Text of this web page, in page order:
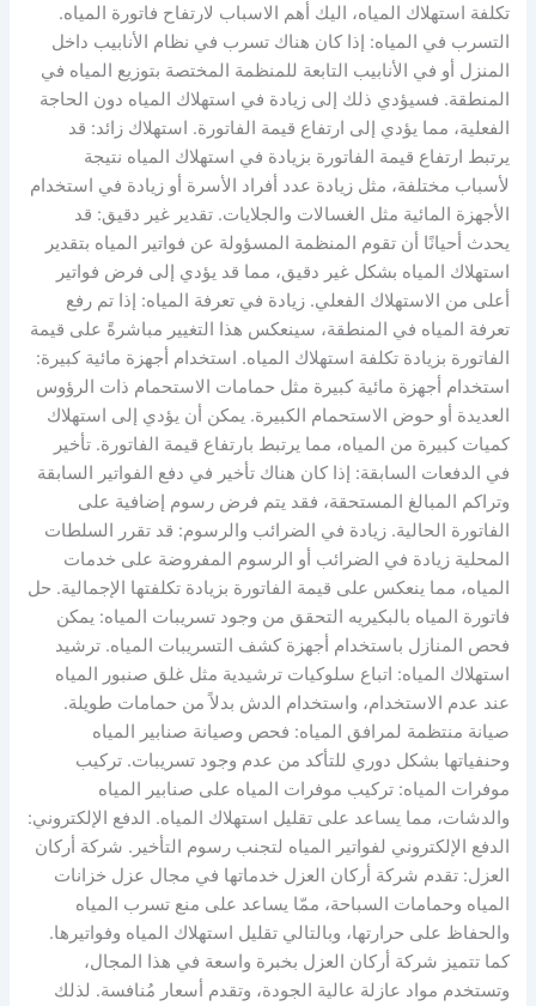
تكلفة استهلاك المياه، اليك أهم الاسباب لارتفاح فاتورة المياه.
التسرب في المياه: إذا كان هناك تسرب في نظام الأنابيب داخل
المنزل أو في الأنابيب التابعة للمنظمة المختصة بتوزيع المياه في
المنطقة. فسيؤدي ذلك إلى زيادة في استهلاك المياه دون الحاجة
الفعلية، مما يؤدي إلى ارتفاع قيمة الفاتورة. استهلاك زائد: قد
يرتبط ارتفاع قيمة الفاتورة بزيادة في استهلاك المياه نتيجة
لأسباب مختلفة، مثل زيادة عدد أفراد الأسرة أو زيادة في استخدام
الأجهزة المائية مثل الغسالات والجلايات. تقدير غير دقيق: قد
يحدث أحيانًا أن تقوم المنظمة المسؤولة عن فواتير المياه بتقدير
استهلاك المياه بشكل غير دقيق، مما قد يؤدي إلى فرض فواتير
أعلى من الاستهلاك الفعلي. زيادة في تعرفة المياه: إذا تم رفع
تعرفة المياه في المنطقة، سينعكس هذا التغيير مباشرةً على قيمة
الفاتورة بزيادة تكلفة استهلاك المياه. استخدام أجهزة مائية كبيرة:
استخدام أجهزة مائية كبيرة مثل حمامات الاستحمام ذات الرؤوس
العديدة أو حوض الاستحمام الكبيرة. يمكن أن يؤدي إلى استهلاك
كميات كبيرة من المياه، مما يرتبط بارتفاع قيمة الفاتورة. تأخير
في الدفعات السابقة: إذا كان هناك تأخير في دفع الفواتير السابقة
وتراكم المبالغ المستحقة، فقد يتم فرض رسوم إضافية على
الفاتورة الحالية. زيادة في الضرائب والرسوم: قد تقرر السلطات
المحلية زيادة في الضرائب أو الرسوم المفروضة على خدمات
المياه، مما ينعكس على قيمة الفاتورة بزيادة تكلفتها الإجمالية. حل
فاتورة المياه بالبكيريه التحقق من وجود تسريبات المياه: يمكن
فحص المنازل باستخدام أجهزة كشف التسريبات المياه. ترشيد
استهلاك المياه: اتباع سلوكيات ترشيدية مثل غلق صنبور المياه
عند عدم الاستخدام، واستخدام الدش بدلاً من حمامات طويلة.
صيانة منتظمة لمرافق المياه: فحص وصيانة صنابير المياه
وحنفياتها بشكل دوري للتأكد من عدم وجود تسريبات. تركيب
موفرات المياه: تركيب موفرات المياه على صنابير المياه
والدشات، مما يساعد على تقليل استهلاك المياه. الدفع الإلكتروني:
الدفع الإلكتروني لفواتير المياه لتجنب رسوم التأخير. شركة أركان
العزل: تقدم شركة أركان العزل خدماتها في مجال عزل خزانات
المياه وحمامات السباحة، ممّا يساعد على منع تسرب المياه
والحفاظ على حرارتها، وبالتالي تقليل استهلاك المياه وفواتيرها.
كما تتميز شركة أركان العزل بخبرة واسعة في هذا المجال،
وتستخدم مواد عازلة عالية الجودة، وتقدم أسعار مُنافسة. لذلك